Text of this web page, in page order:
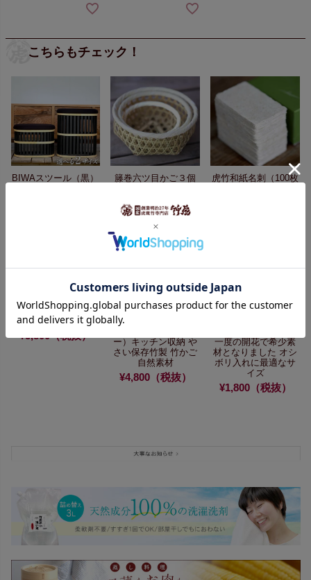
こちらもチェック！
BIWAスツール（黒）
籐巻六ツ目かご３個
¥6,500（税抜）
虎竹和紙名刺（100枚
シダ編みかご（大）
¥5,800（税抜）
手付き四ツ目籠丸足
ー） キッチン収納 や
さい保存竹製 竹かご
自然素材
¥4,800（税抜）
一度の開花で希少素
材となりました オシ
ボリ入れに最適なサ
イズ
¥1,800（税抜）